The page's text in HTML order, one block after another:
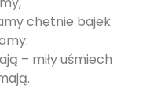
chętnie bajek
– miły uśmiech